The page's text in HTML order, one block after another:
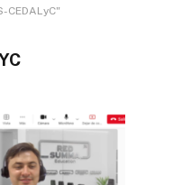
CEDALyC"